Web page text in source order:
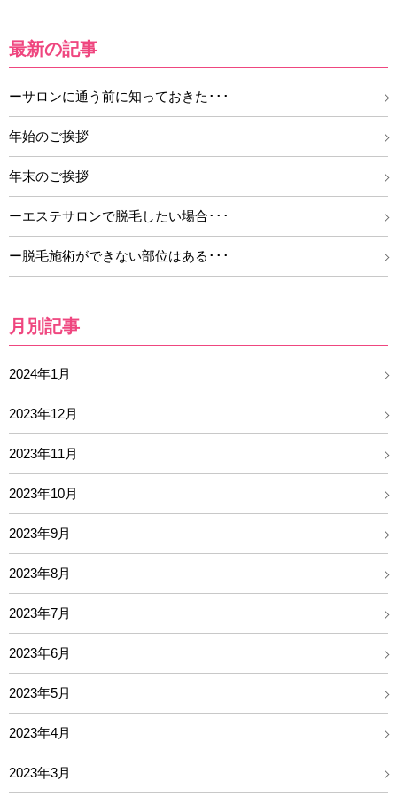
最新の記事
ーサロンに通う前に知っておきた･･･
年始のご挨拶
年末のご挨拶
ーエステサロンで脱毛したい場合･･･
ー脱毛施術ができない部位はある･･･
月別記事
2024年1月
2023年12月
2023年11月
2023年10月
2023年9月
2023年8月
2023年7月
2023年6月
2023年5月
2023年4月
2023年3月